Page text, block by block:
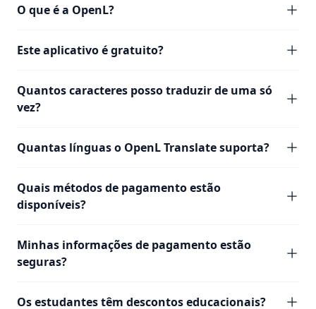
O que é a OpenL?
Este aplicativo é gratuito?
Quantos caracteres posso traduzir de uma só
vez?
Quantas línguas o OpenL Translate suporta?
Quais métodos de pagamento estão
disponíveis?
Minhas informações de pagamento estão
seguras?
Os estudantes têm descontos educacionais?